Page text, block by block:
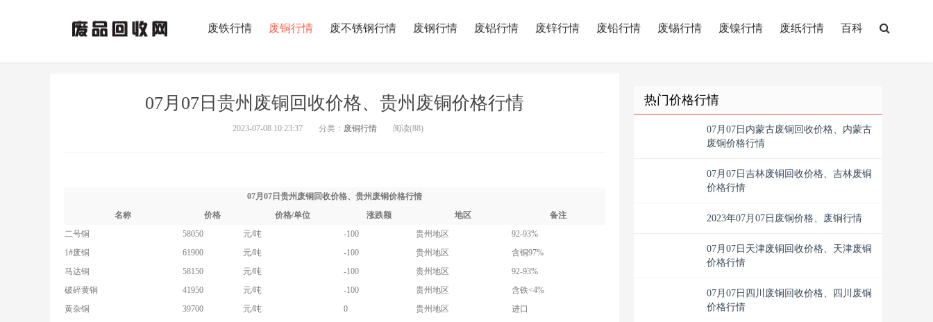
废铁行情 废铜行情 废不锈钢行情 废钢行情 废铝行情 废锌行情 废铅行情 废锡行情 废镍行情 废纸行情 百科
07月07日贵州废铜回收价格、贵州废铜价格行情
2023-07-08 10:23:37 分类： 废铜行情 阅读(88)
07月07日贵州废铜回收价格、贵州废铜价格行情
名称
价格 价格/单位 涨跌额 地区
备注
二号铜
58050 元/吨 -100 贵州地区
92-93%
1#废铜
61900 元/吨 -100 贵州地区
含铜97%
马达铜
58150 元/吨 -100 贵州地区
92-93%
破碎黄铜
41950 元/吨 -100 贵州地区
含铁<4%
黄杂铜
39700 元/吨 0 贵州地区
进口
热门价格行情
07月07日内蒙古废铜回收价格、内蒙古
废铜价格行情
07月07日吉林废铜回收价格、吉林废铜
价格行情
2023年07月07日废铜价格、废铜行情
07月07日天津废铜回收价格、天津废铜
价格行情
07月07日四川废铜回收价格、四川废铜
价格行情